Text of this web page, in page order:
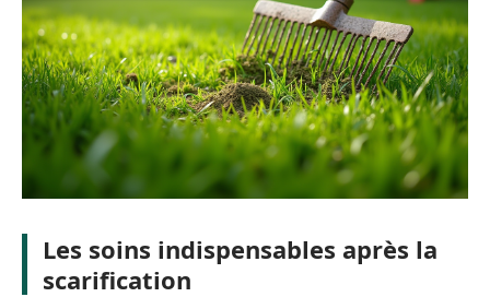
Les soins indispensables après la
scarification